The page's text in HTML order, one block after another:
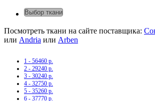
Выбор ткани
Посмотреть ткани на сайте поставщика:
или Andria или Arben
1 - 56460 р.
2 - 29240 р.
3 - 30240 р.
4 - 32750 р.
5 - 35260 р.
6 - 37770 р.